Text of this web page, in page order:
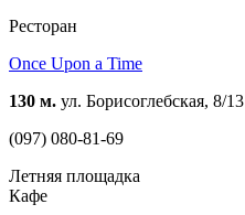
Ресторан
Once Upon a Time
130 м. ул. Борисоглебская, 8/13
(097) 080-81-69
Летняя площадка
Кафе